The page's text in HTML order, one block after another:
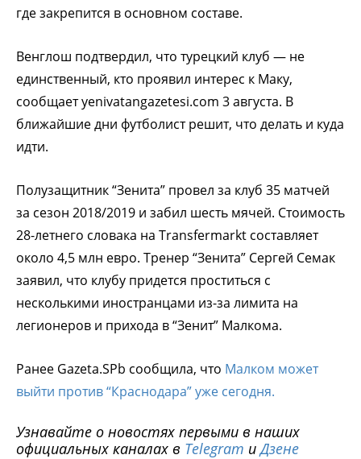
где закрепится в основном составе.
Венглош подтвердил, что турецкий клуб — не
единственный, кто проявил интерес к Маку,
сообщает yenivatangazetesi.com 3 августа. В
ближайшие дни футболист решит, что делать и куда
идти.
Полузащитник “Зенита” провел за клуб 35 матчей
за сезон 2018/2019 и забил шесть мячей. Стоимость
28-летнего словака на Transfermarkt составляет
около 4,5 млн евро. Тренер “Зенита” Сергей Семак
заявил, что клубу придется проститься с
несколькими иностранцами из-за лимита на
легионеров и прихода в “Зенит” Малкома.
Ранее Gazeta.SPb сообщила, что Малком может
выйти против “Краснодара” уже сегодня.
Узнавайте о новостях первыми в наших
официальных каналах в Telegram иДзене